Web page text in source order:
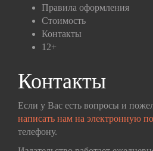
Правила оформления
Стоимость
Контакты
12+
Контакты
Если у Вас есть вопросы и
написать нам на электронную
телефону.